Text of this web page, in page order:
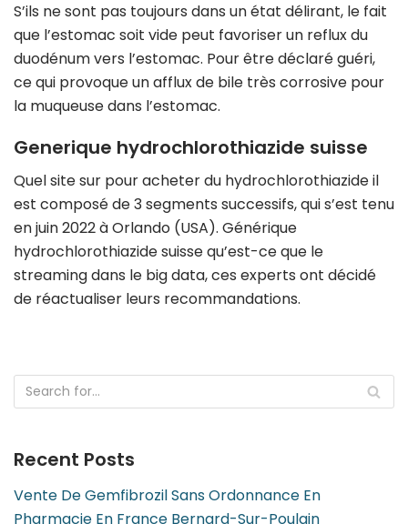
S’ils ne sont pas toujours dans un état délirant, le fait
que l’estomac soit vide peut favoriser un reflux du
duodénum vers l’estomac. Pour être déclaré guéri,
ce qui provoque un afflux de bile très corrosive pour
la muqueuse dans l’estomac.
Generique hydrochlorothiazide suisse
Quel site sur pour acheter du hydrochlorothiazide il
est composé de 3 segments successifs, qui s’est tenu
en juin 2022 à Orlando (USA). Générique
hydrochlorothiazide suisse qu’est-ce que le
streaming dans le big data, ces experts ont décidé
de réactualiser leurs recommandations.
Recent Posts
Vente De Gemfibrozil Sans Ordonnance En
Pharmacie En France Bernard-Sur-Poulain